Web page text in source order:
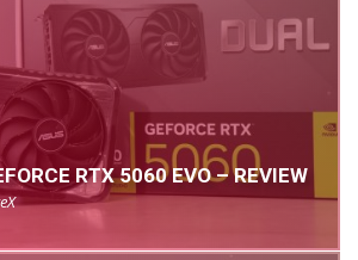
RTX 5060 EVO – REVIEW